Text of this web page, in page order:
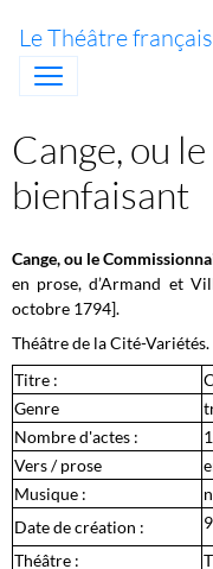
Le Théâtre
Cange, ou
bienfaisant
Cange, ou le
en prose, d’Armand et
octobre 1794].
Théâtre de la Cité-Variétés.
Titre :
Genre
Nombre d'actes :
1
Vers / prose
Musique :
Date de création :
Théâtre :